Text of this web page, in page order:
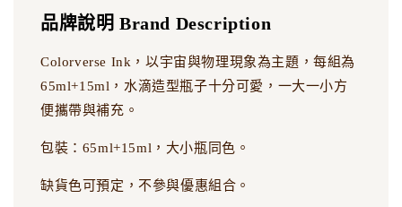
品牌說明 Brand Description
Colorverse Ink，以宇宙與物理現象為主題，每組為
65ml+15ml，水滴造型瓶子十分可愛，一大一小方
便攜帶與補充。
包裝：65ml+15ml，大小瓶同色。
缺貨色可預定，不參與優惠組合。